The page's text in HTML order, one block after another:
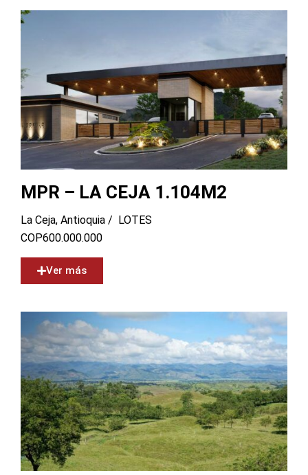
MPR – LA CEJA 1.104M2
La Ceja, Antioquia / LOTES
COP600.000.000
Ver más